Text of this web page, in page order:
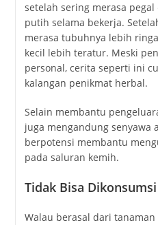
setelah sering merasa
putih selama bekerja.
merasa tubuhnya lebih
kecil lebih teratur. Meski
personal, cerita seperti ini
kalangan penikmat herbal.
Selain membantu
juga mengandung senyawa
berpotensi membantu
pada saluran kemih.
Tidak Bisa
Walau berasal dari